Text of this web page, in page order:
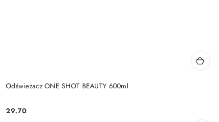
Odświeżacz ONE SHOT BEAUTY 600ml
Cena:
29.70